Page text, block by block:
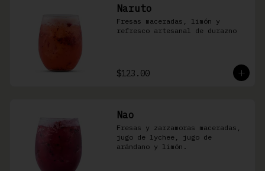
Naruto
Fresas maceradas, limón y
refresco artesanal de durazno
$123.00
Nao
Fresas y zarzamoras maceradas,
jugo de lychee, jugo de
arándano y limón.